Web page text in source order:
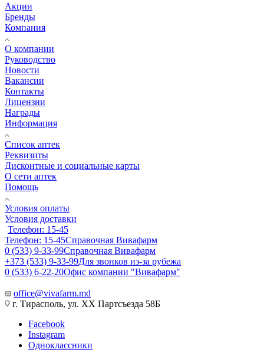
Акции
Бренды
Компания
О компании
Руководство
Новости
Вакансии
Контакты
Лицензии
Награды
Информация
Список аптек
Реквизиты
Дисконтные и социальные карты
О сети аптек
Помощь
Условия оплаты
Условия доставки
Телефон: 15-45
Телефон: 15-45Справочная Вивафарм
0 (533) 9-33-99Справочная Вивафарм
+373 (533) 9-33-99Для звонков из-за рубежа
0 (533) 6-22-20Офис компании "Вивафарм"
office@vivafarm.md
г. Тирасполь, ул. ХХ Партсъезда 58Б
Facebook
Instagram
Одноклассники